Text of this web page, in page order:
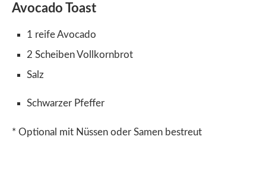
Avocado Toast
1 reife Avocado
2 Scheiben Vollkornbrot
Salz
Schwarzer Pfeffer
* Optional mit Nüssen oder Samen bestreut